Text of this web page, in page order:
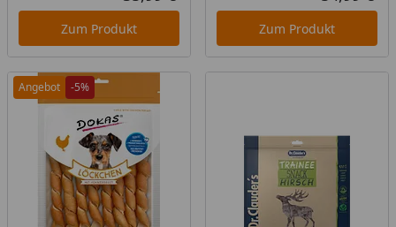
Aktueller Preis
Zum Produkt Zum Produkt
Angebot -5%